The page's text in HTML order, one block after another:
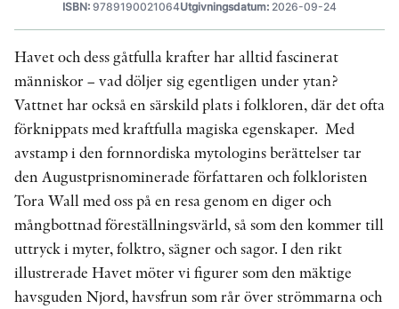
ISBN: 9789190021064Utgivningsdatum: 2026-09-24
Havet och dess gåtfulla krafter har alltid fascinerat
människor – vad döljer sig egentligen under ytan?
Vattnet har också en särskild plats i folkloren, där det ofta
förknippats med kraftfulla magiska egenskaper. Med
avstamp i den fornnordiska mytologins berättelser tar
den Augustprisnominerade författaren och folkloristen
Tora Wall med oss på en resa genom en diger och
mångbottnad föreställningsvärld, så som den kommer till
uttryck i myter, folktro, sägner och sagor. I den rikt
illustrerade Havet möter vi figurer som den mäktige
havsguden Njord, havsfrun som rår över strömmarna och